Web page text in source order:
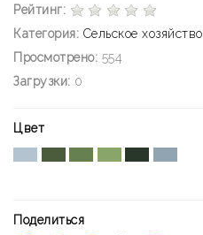
Рейтинг:
Категория: Сельское хозяйство
Просмотрено: 554
Загрузки: 0
Цвет
Поделиться